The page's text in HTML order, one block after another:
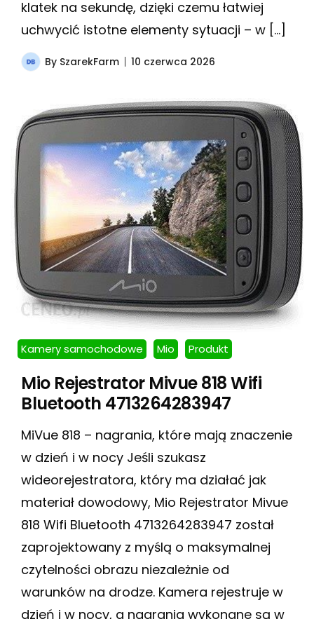
klatek na sekundę, dzięki czemu łatwiej
uchwycić istotne elementy sytuacji – w […]
By SzarekFarm 10 czerwca 2026
Kamery samochodowe Mio Produkt
Mio Rejestrator Mivue 818 Wifi
Bluetooth 4713264283947
MiVue 818 – nagrania, które mają znaczenie
w dzień i w nocy Jeśli szukasz
wideorejestratora, który ma działać jak
materiał dowodowy, Mio Rejestrator Mivue
818 Wifi Bluetooth 4713264283947 został
zaprojektowany z myślą o maksymalnej
czytelności obrazu niezależnie od
warunków na drodze. Kamera rejestruje w
dzień i w nocy, a nagrania wykonane są w